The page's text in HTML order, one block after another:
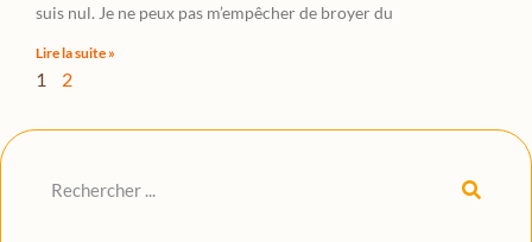
suis nul. Je ne peux pas m’empêcher de broyer du
Lire la suite »
1 2